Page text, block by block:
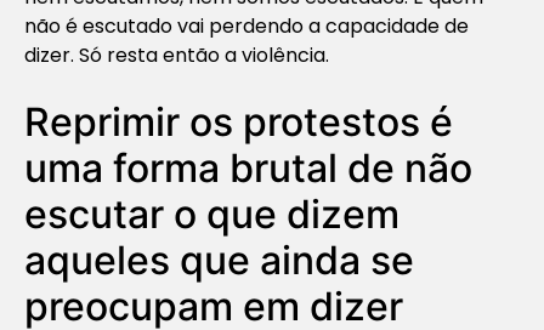
não é escutado vai perdendo a capacidade de
dizer. Só resta então a violência.
Reprimir os protestos é
uma forma brutal de não
escutar o que dizem
aqueles que ainda se
preocupam em dizer